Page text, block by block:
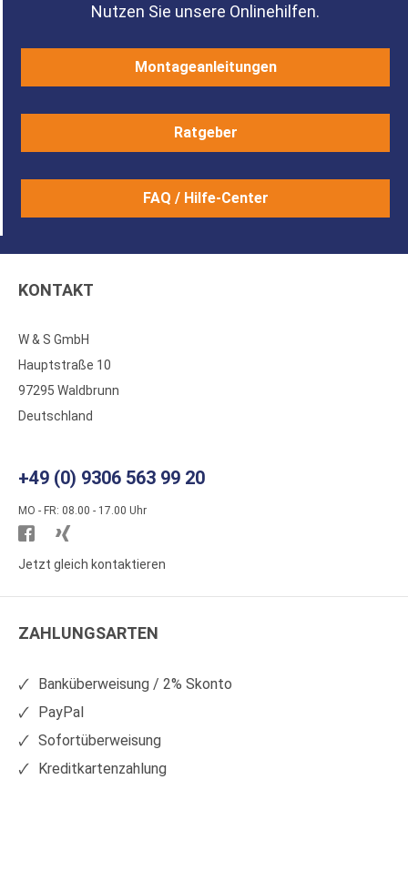
Nutzen Sie unsere Onlinehilfen.
Montageanleitungen
Ratgeber
FAQ / Hilfe-Center
KONTAKT
W & S GmbH
Hauptstraße 10
97295 Waldbrunn
Deutschland
+49 (0) 9306 563 99 20
MO - FR: 08.00 - 17.00 Uhr
Besuchen
Sie
auf
Sie
auf
Jetzt gleich kontaktieren
ZAHLUNGSARTEN
Banküberweisung / 2% Skonto
PayPal
Sofortüberweisung
Kreditkartenzahlung